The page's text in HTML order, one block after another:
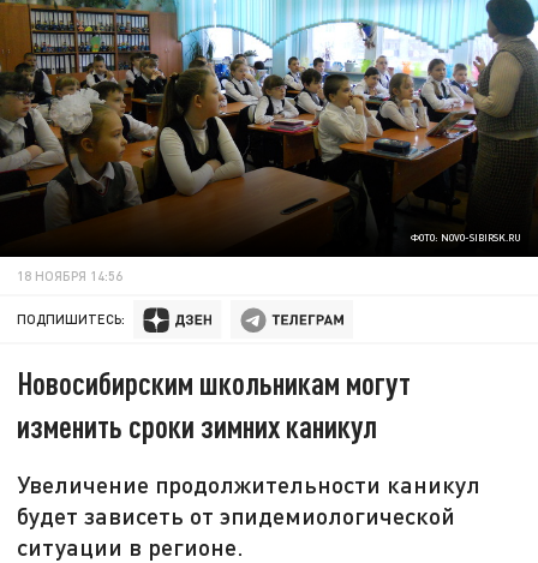
ФОТО: NOVO-SIBIRSK.RU
18 НОЯБРЯ 14:56
ПОДПИШИТЕСЬ:
Новосибирским школьникам могут
изменить сроки зимних каникул
Увеличение продолжительности каникул
будет зависеть от эпидемиологической
ситуации в регионе.